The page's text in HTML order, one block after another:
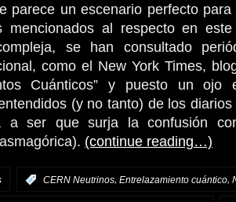
parece un escenario perfecto
mencionados al respecto en
se han consultado
como el New York Times,
Cuánticos” y puesto un
(y no tanto) de los
a ser que surja la confusión
(continue reading…)
CERN Neutrinos, Entrelazamiento cuántico,